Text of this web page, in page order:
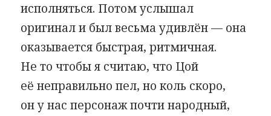
исполняться. Потом услышал
оригинал и был весьма удивлён — она
оказывается быстрая, ритмичная.
Не то чтобы я считаю, что Цой
её неправильно пел, но коль скоро,
он у нас персонаж почти народный,